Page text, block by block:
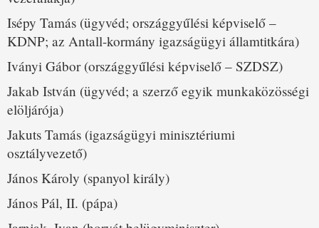
Isépy Tamás (ügyvéd; országgyűlési képviselő –
KDNP; az Antall-kormány igazságügyi államtitkára)
Iványi Gábor (országgyűlési képviselő – SZDSZ)
Jakab István (ügyvéd; a szerző egyik munkaközösségi
elöljárója)
Jakuts Tamás (igazságügyi minisztériumi
osztályvezető)
János Károly (spanyol király)
János Pál, II. (pápa)